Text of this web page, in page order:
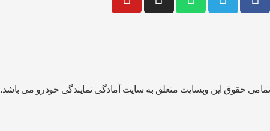
تمامی حقوق این وبسایت متعلق به سایت آمادگی نمایندگی خودرو می باشد.